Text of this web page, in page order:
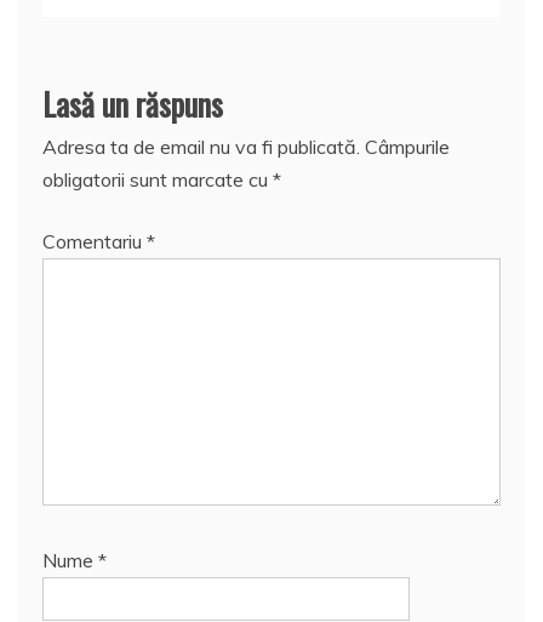
Lasă un răspuns
Adresa ta de email nu va fi publicată. Câmpurile
obligatorii sunt marcate cu *
Comentariu *
Nume *